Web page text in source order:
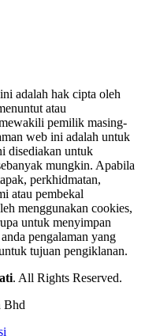
adalah hak cipta oleh
atau
pemilik masing-
web ini adalah untuk
disediakan untuk
mungkin. Apabila
perkhidmatan,
atau pembekal
menggunakan cookies,
untuk menyimpan
pengalaman yang
tujuan pengiklanan.
. All Rights Reserved.
Bhd